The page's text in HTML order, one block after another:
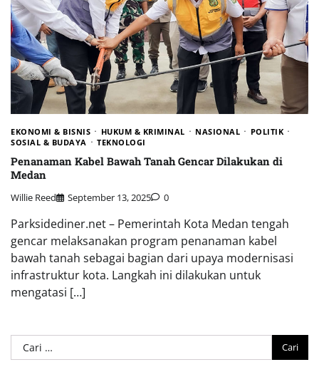
EKONOMI & BISNIS HUKUM & KRIMINAL NASIONAL
POLITIK
SOSIAL & BUDAYA
TEKNOLOGI
Penanaman Kabel Bawah Tanah Gencar Dilakukan di
Medan
Willie Reed September 13, 2025 0
Parksidediner.net – Pemerintah Kota Medan tengah
gencar melaksanakan program penanaman kabel
bawah tanah sebagai bagian dari upaya modernisasi
infrastruktur kota. Langkah ini dilakukan untuk
mengatasi […]
Cari
untuk: